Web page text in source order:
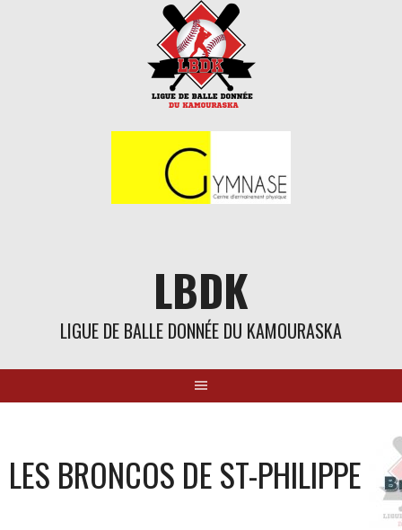
LBDK
LIGUE DE BALLE DONNÉE DU KAMOURASKA
LES BRONCOS DE ST-PHILIPPE